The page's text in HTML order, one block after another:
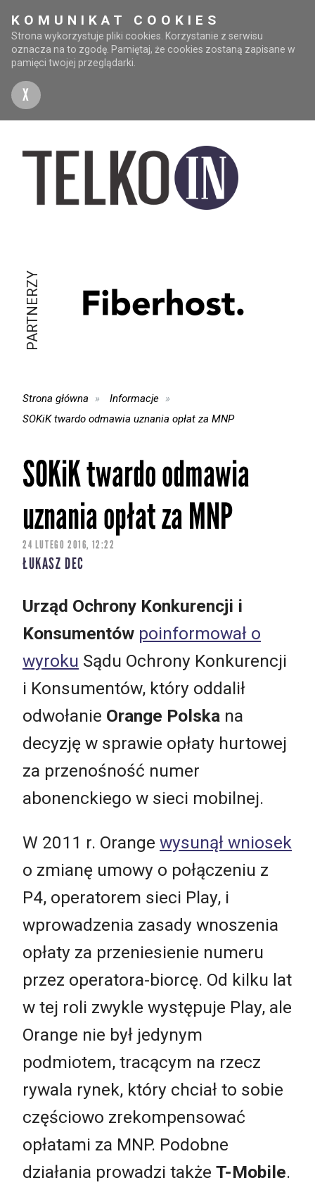
KOMUNIKAT COOKIES
Strona wykorzystuje pliki cookies. Korzystanie z serwisu
oznacza na to zgodę. Pamiętaj, że cookies zostaną zapisane w
pamięci twojej przeglądarki.
X
PARTNERZY
Strona główna
Informacje
SOKiK twardo odmawia uznania opłat za MNP
SOKiK twardo odmawia
uznania opłat za MNP
24 LUTEGO 2016, 12:22
ŁUKASZ DEC
Urząd Ochrony Konkurencji i
Konsumentów poinformował o
wyroku Sądu Ochrony Konkurencji
i Konsumentów, który oddalił
odwołanie Orange Polska na
decyzję w sprawie opłaty hurtowej
za przenośność numer
abonenckiego w sieci mobilnej.
W 2011 r. Orange wysunął wniosek
o zmianę umowy o połączeniu z
P4, operatorem sieci Play, i
wprowadzenia zasady wnoszenia
opłaty za przeniesienie numeru
przez operatora-biorcę. Od kilku lat
w tej roli zwykle występuje Play, ale
Orange nie był jedynym
podmiotem, tracącym na rzecz
rywala rynek, który chciał to sobie
częściowo zrekompensować
opłatami za MNP. Podobne
działania prowadzi także T-Mobile.